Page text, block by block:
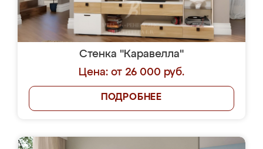
Стенка "Каравелла"
Цена: от 26 000 руб.
ПОДРОБНЕЕ